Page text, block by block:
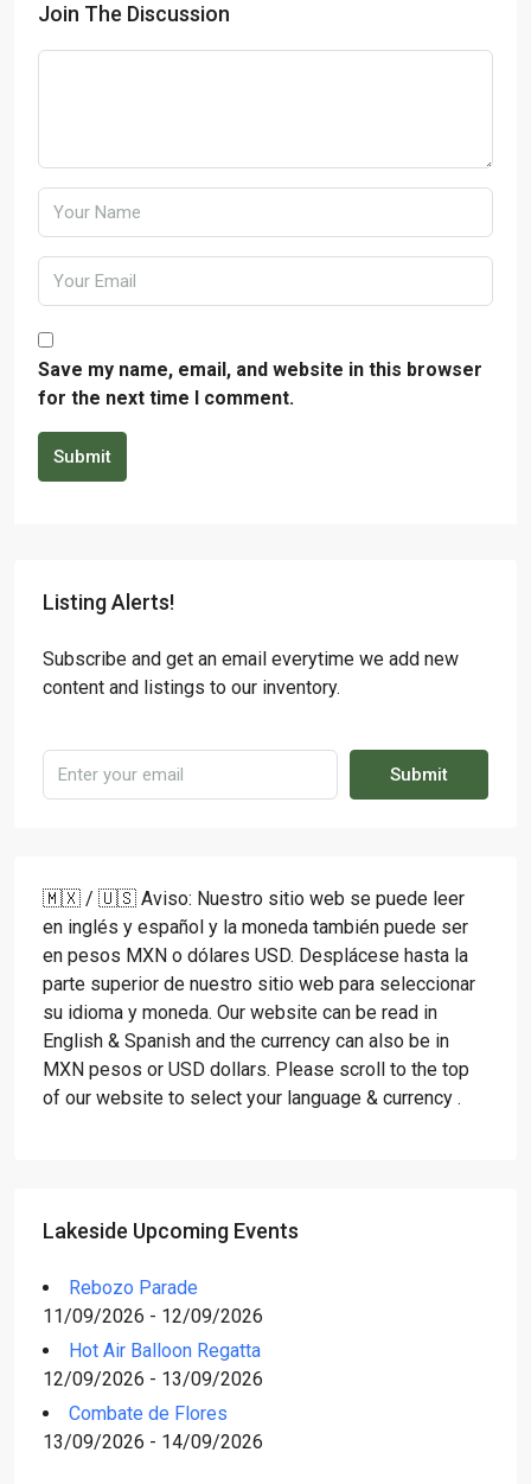
Join The Discussion
Save my name, email, and website in this browser
for the next time I comment.
Submit
Listing Alerts!
Subscribe and get an email everytime we add new
content and listings to our inventory.
Submit
🇲🇽 / 🇺🇸 Aviso: Nuestro sitio web se puede leer
en inglés y español y la moneda también puede ser
en pesos MXN o dólares USD. Desplácese hasta la
parte superior de nuestro sitio web para seleccionar
su idioma y moneda. Our website can be read in
English & Spanish and the currency can also be in
MXN pesos or USD dollars. Please scroll to the top
of our website to select your language & currency .
Lakeside Upcoming Events
Rebozo Parade
11/09/2026 - 12/09/2026
Hot Air Balloon Regatta
12/09/2026 - 13/09/2026
Combate de Flores
13/09/2026 - 14/09/2026